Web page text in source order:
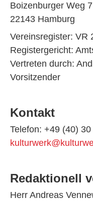
Boizenburger Weg 7
22143 Hamburg
Vereinsregister: VR
Registergericht:
Vertreten durch:
Vorsitzender
Kontakt
Telefon: +49 (40)
Redaktionell
Herr Andreas